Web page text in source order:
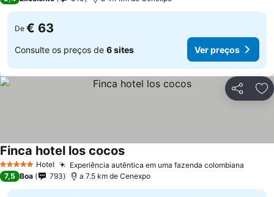
De € 63
Consulte os preços de 6 sites Ver preços
Partilhar
5 Estrelas Hotel Experiência autêntica em uma fazenda colombiana
Finca hotel los cocosVer preços
7,5 Boa 793 a 7.5 km de Cenexpo